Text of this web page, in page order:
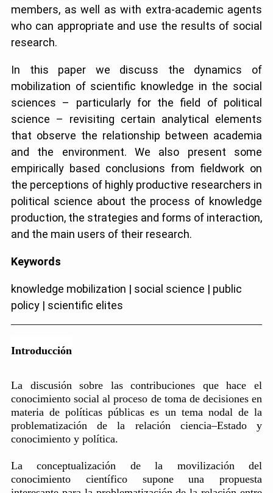
members, as well as with extra-academic agents
who can appropriate and use the results of social
research.
In this paper we discuss the dynamics of
mobilization of scientific knowledge in the social
sciences – particularly for the field of political
science – revisiting certain analytical elements
that observe the relationship between academia
and the environment. We also present some
empirically based conclusions from fieldwork on
the perceptions of highly productive researchers in
political science about the process of knowledge
production, the strategies and forms of interaction,
and the main users of their research.
Keywords
knowledge mobilization | social science | public
policy | scientific elites
Introducción
La discusión sobre las contribuciones que hace el
conocimiento social al proceso de toma de decisiones en
materia de políticas públicas es un tema nodal de la
problematización de la relación ciencia–Estado y
conocimiento y política.
La conceptualización de la movilización del
conocimiento científico supone una propuesta